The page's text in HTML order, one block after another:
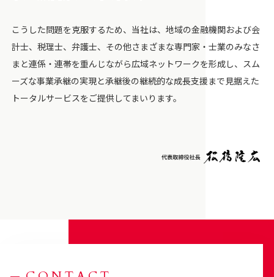
こうした問題を克服するため、当社は、地域の金融機関および会
計士、税理士、弁護士、その他さまざまな専門家・士業のみなさ
まと連係・連帯を重んじながら広域ネットワークを形成し、スム
ーズな事業承継の実現と承継後の継続的な成長支援まで見据えた
トータルサービスをご提供してまいります。